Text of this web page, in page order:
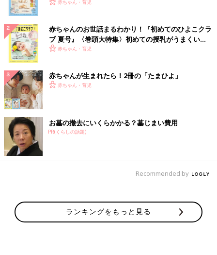
年齢により成長する部位が変わっていきます。
「生後すぐから2才ころにかけて、後頭葉（こうとうよう）や側
頭葉（そくとうよう）・頭頂葉（とうちょうよう）など、視覚・
聴覚・触覚や言葉の理解になどにかかわる部分の成長が始まりま
す。続いて3〜5才ごろには、体の動きにかかわる頭頂葉の運動野
が成長のピークを迎えます。上の図の①～④の順番で発達が進
み、おでこに一番近い位置の前頭前野の成長はいちばんあとで、
小学生〜中学生のころです。この時期には考える・判断する・コ
ミュニケーションするなど、人間らしさにつながる高度な認知機
能が発達します」（瀧先生）
脳の成長時期に合わせたかかわり方
脳を育てるためには年齢や脳の成長に合わせたかかわり方を意識
することが大切です。0〜6才ごろまでの脳の発達時期に合わせた
【1】生後すぐ〜6カ月ころ 原始的な感覚領域が育つ
いっぱい！
赤ちゃん・育児
赤ちゃんのお世話まるわかり！『初めてのひよこクラ
ブ 夏号』〈巻頭大特集〉初めての授乳がうまくい
く！ おっぱい・ミルクの基本と夏のトラブル 解決テ
赤ちゃん・育児
赤ちゃんが生まれたら！2冊の「たまひよ」
赤ちゃん・育児
お墓の撤去にいくらかかる？墓じまい費用
PR(くらしの話題)
Recommended by
ランキングをもっと見る